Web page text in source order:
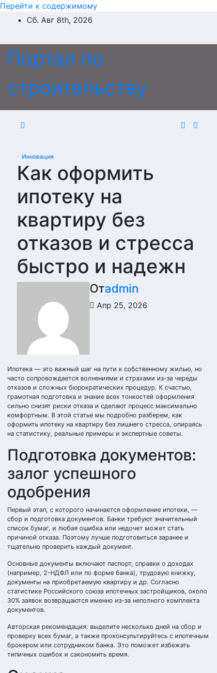
Перейти к содержимому
Сб. Авг 8th, 2026
Портал по
строительству
Инновация
Как оформить
ипотеку на
квартиру без
отказов и стресса
быстро и надежн
Отadmin
Апр 25, 2026
Ипотека — это важный шаг на пути к собственному жилью, но
часто сопровождается волнениями и страхами из-за череды
отказов и сложных бюрократических процедур. К счастью,
грамотная подготовка и знание всех тонкостей оформления
сильно снизят риски отказа и сделают процесс максимально
комфортным. В этой статье мы подробно разберем, как
оформить ипотеку на квартиру без лишнего стресса, опираясь
на статистику, реальные примеры и экспертные советы.
Подготовка документов:
залог успешного
одобрения
Первый этап, с которого начинается оформление ипотеки, —
сбор и подготовка документов. Банки требуют значительный
список бумаг, и любая ошибка или недочет может стать
причиной отказа. Поэтому лучше подготовиться заранее и
тщательно проверить каждый документ.
Основные документы включают паспорт, справки о доходах
(например, 2-НДФЛ или по форме банка), трудовую книжку,
документы на приобретаемую квартиру и др. Согласно
статистике Российского союза ипотечных застройщиков, около
30% заявок возвращаются именно из-за неполного комплекта
документов.
Авторская рекомендация: выделите несколько дней на сбор и
проверку всех бумаг, а также проконсультируйтесь с ипотечным
брокером или сотрудником банка. Это поможет избежать
типичных ошибок и сэкономить время.